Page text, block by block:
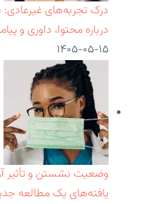
درباره محتوا، داوری و
۱۴۰۵-۰۵-۱۵
وضعیت نشستن و تأثیر
یافته‌های یک مطالعه